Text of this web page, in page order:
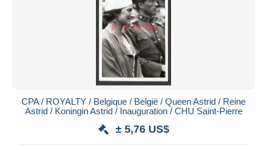
Aplicar
CPA / ROYALTY / Belgique / België / Queen Astrid / Reine
Astrid / Koningin Astrid / Inauguration / CHU Saint-Pierre
± 5,76 US$